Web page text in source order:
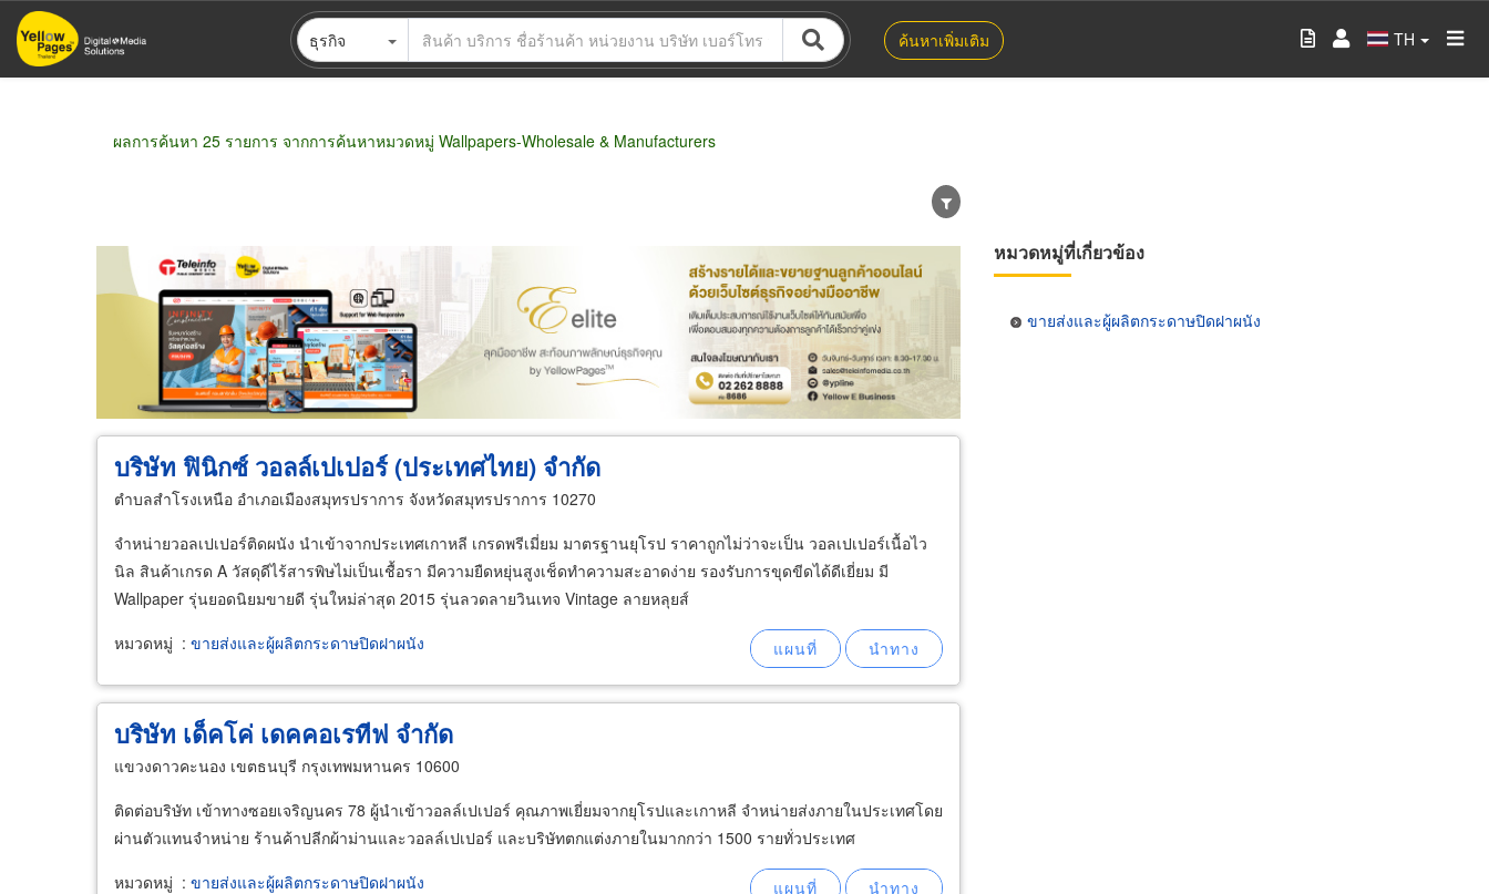
ข้าม
ไป
ธุรกิจ ค้นหาเพิ่มเติม TH
ผลการค้นหา 25 รายการ จากการค้นหาหมวดหมู่ Wallpapers-Wholesale & Manufacturers
ขายส่ง ขายปลีก ผู้ผลิต ตัวแทนจัดจำหน่าย ผู้ส่งออก/นำเข้า ธุรกิจบริการ
บริษัท ฟินิกซ์ วอลล์เปเปอร์ (ประเทศไทย) จำกัด
ตำบลสำโรงเหนือ อำเภอเมืองสมุทรปราการ จังหวัดสมุทรปราการ 10270
จำหน่ายวอลเปเปอร์ติดผนัง นำเข้าจากประเทศเกาหลี เกรดพรีเมี่ยม มาตรฐานยุโรป ราคาถูกไม่ว่าจะเป็น วอลเปเปอร์เนื้อไว
นิล สินค้าเกรด A วัสดุดีไร้สารพิษไม่เป็นเชื้อรา มีความยืดหยุ่นสูงเช็ดทำความสะอาดง่าย รองรับการขุดขีดได้ดีเยี่ยม มี
Wallpaper รุ่นยอดนิยมขายดี รุ่นใหม่ล่าสุด 2015 รุ่นลวดลายวินเทจ Vintage ลายหลุยส์
หมวดหมู่ : ขายส่งและผู้ผลิตกระดาษปิดฝาผนัง
บริษัท เด็คโค่ เดคคอเรทีฟ จำกัด
แขวงดาวคะนอง เขตธนบุรี กรุงเทพมหานคร 10600
ติดต่อบริษัท เข้าทางซอยเจริญนคร 78 ผู้นำเข้าวอลล์เปเปอร์ คุณภาพเยี่ยมจากยุโรปและเกาหลี จำหน่ายส่งภายในประเทศโดย
ผ่านตัวแทนจำหน่าย ร้านค้าปลีกผ้าม่านและวอลล์เปเปอร์ และบริษัทตกแต่งภายในมากกว่า 1500 รายทั่วประเทศ
หมวดหมู่ : ขายส่งและผู้ผลิตกระดาษปิดฝาผนัง
หมวดหมู่ที่เกี่ยวข้อง
ขายส่งและผู้ผลิตกระดาษปิดฝาผนัง